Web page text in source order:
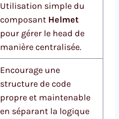
Utilisation simple du
composant Helmet
pour gérer le head de
manière centralisée.
Encourage une
structure de code
propre et maintenable
en séparant la logique